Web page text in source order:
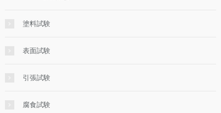
塗料試験
表面試験
引張試験
腐食試験